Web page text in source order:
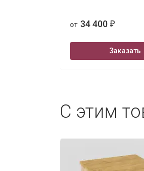
от 34 400 ₽
Заказать
С этим